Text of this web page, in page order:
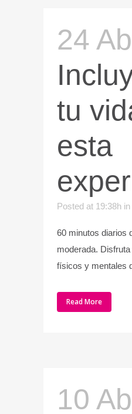
24
tu
esta
Posted at 19:38h in
60 minutos diarios
moderada.
físicos y mentales
Read More
10